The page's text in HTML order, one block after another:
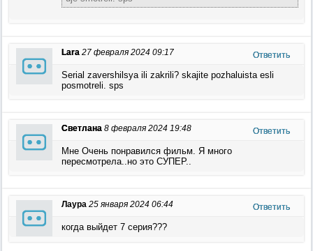
Lara 27 февраля 2024 09:17 Ответить
Serial zavershilsya ili zakrili? skajite pozhaluista esli
posmotreli. sps
Светлана 8 февраля 2024 19:48 Ответить
Мне Очень понравился фильм. Я много
пересмотрела..но это СУПЕР..
Лаура 25 января 2024 06:44 Ответить
когда выйдет 7 серия???